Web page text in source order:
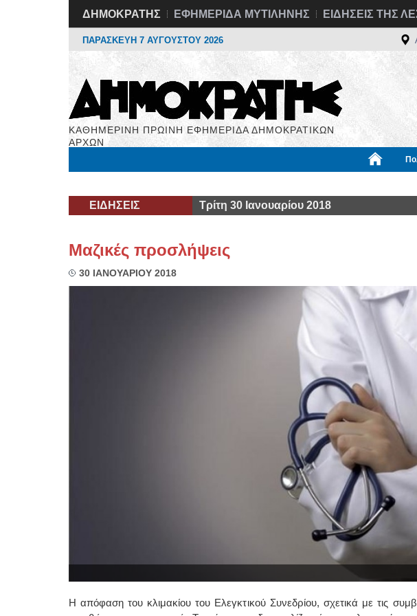
ΔΗΜΟΚΡΑΤΗΣ ΕΦΗΜΕΡΙΔΑ ΜΥΤΙΛΗΝΗΣ ΕΙΔΗΣΕΙΣ ΤΗΣ
ΠΑΡΑΣΚΕΥΗ 7 ΑΥΓΟΥΣΤΟΥ 2026
ΚΑΘΗΜΕΡΙΝΗ ΠΡΩΙΝΗ ΕΦΗΜΕΡΙΔΑ ΔΗΜΟΚΡΑΤΙΚΩΝ
ΑΡΧΩΝ
ΕΙΔΗΣΕΙΣ Τρίτη 30 Ιανουαρίου 2018
Μαζικές προσλήψεις
30 ΙΑΝΟΥΑΡΙΟΥ 2018
Η απόφαση του κλιμακίου του Ελεγκτικού Συνεδρίου, σχετικά με τις